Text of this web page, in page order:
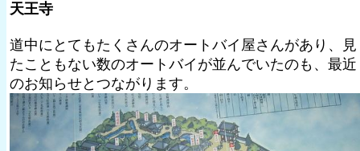
天王寺
道中にとてもたくさんのオートバイ屋さんがあり、見
たこともない数のオートバイが並んでいたのも、最近
のお知らせとつながります。